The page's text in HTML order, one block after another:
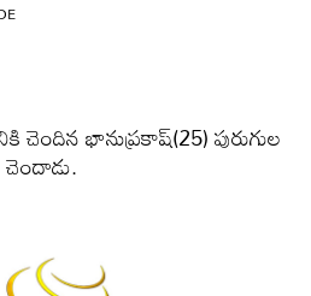
చెందిన భానుప్రకాష్‌(25) పురుగుల